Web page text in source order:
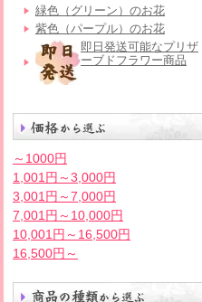
緑色（グリーン）のお花
紫色（パープル）のお花
即日発送可能なプリザ
ーブドフラワー商品
～1000円
1,001円～3,000円
3,001円～7,000円
7,001円～10,000円
10,001円～16,500円
16,500円～